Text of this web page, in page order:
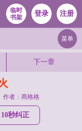
临时
书架
登录 注册
菜单
下一章
作者：商格格
10秒纠正